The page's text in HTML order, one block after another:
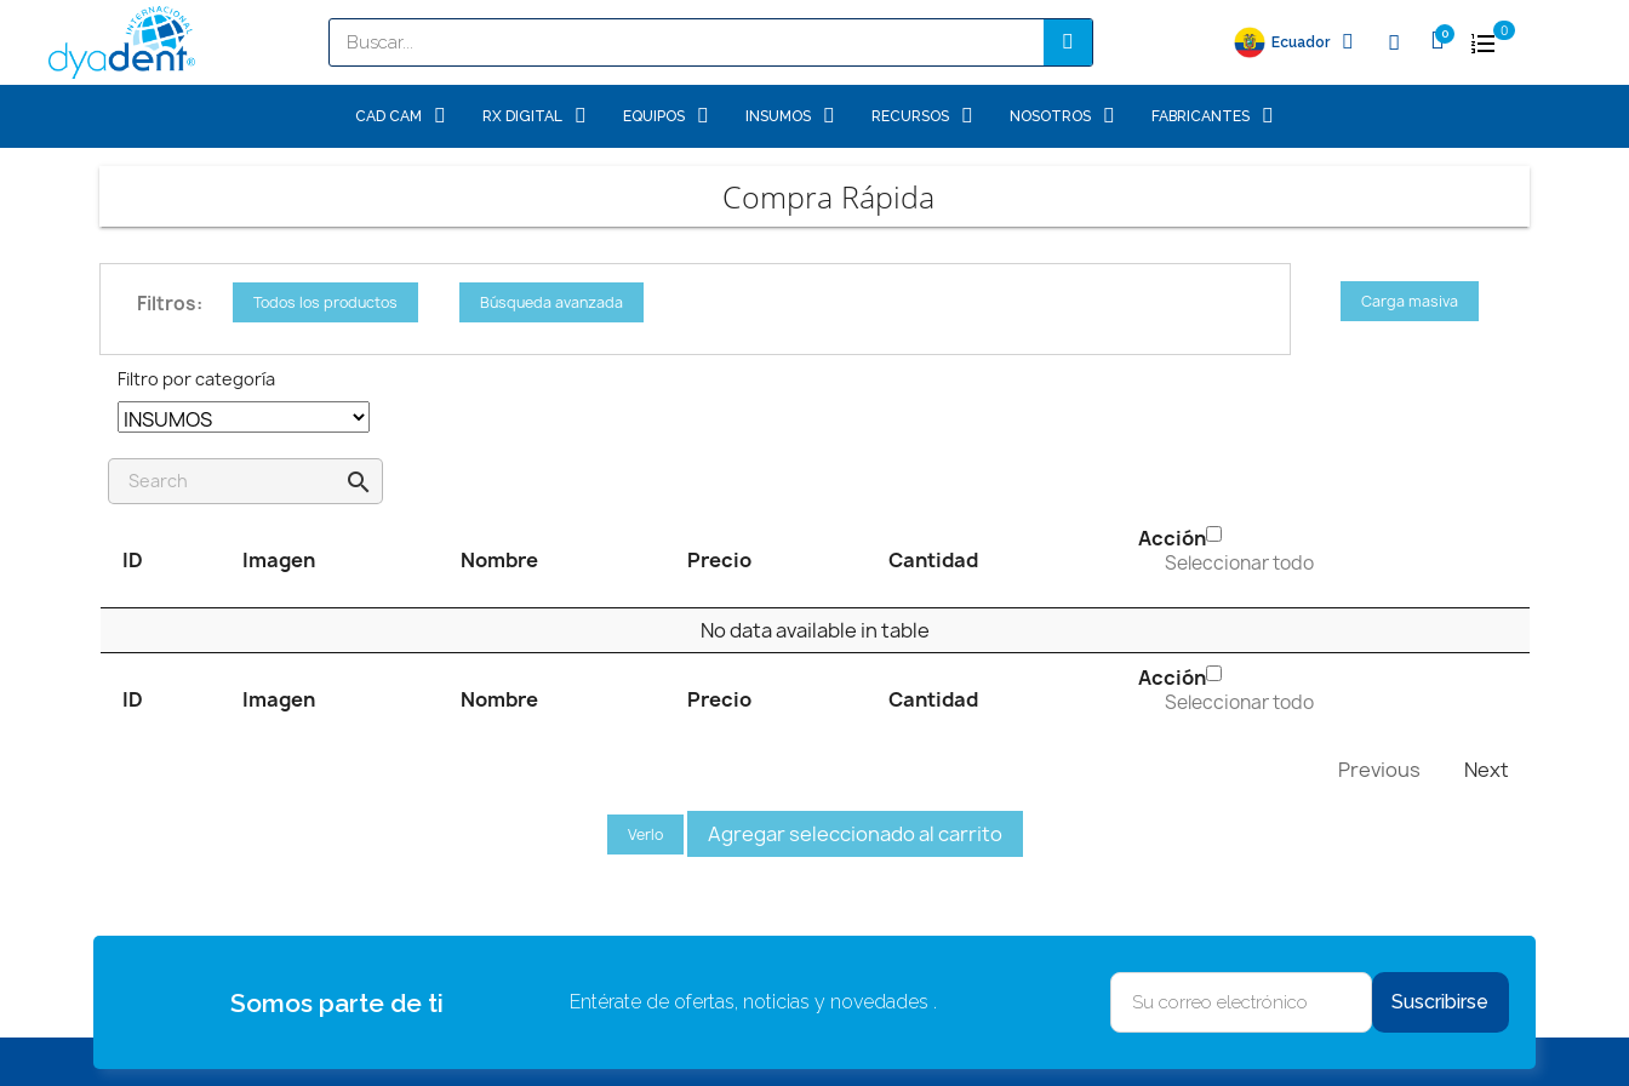
Ecuador
0
CAD CAM RX DIGITAL EQUIPOS INSUMOS RECURSOS NOSOTROS FABRICANTES
Compra Rápida
Filtros: Todos los productos Búsqueda avanzada Carga masiva
Filtro por categoría
search
ID Imagen Nombre Precio Cantidad
Acción
Seleccionar todo
No data available in table
ID Imagen Nombre Precio Cantidad
Acción
Seleccionar todo
Previous Next
Verlo Agregar seleccionado al carrito
Somos parte de ti Entérate de ofertas, noticias y novedades . Suscribirse